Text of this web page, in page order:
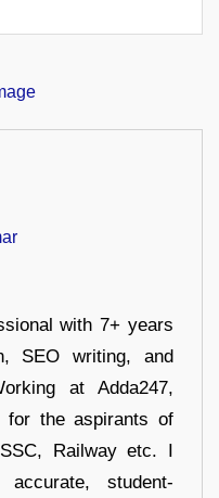
with 7+ years
SEO writing, and
at Adda247,
for the aspirants of
Railway etc. I
student-